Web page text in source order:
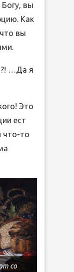
Богу, вы
Как
вы
…Да я
Это
ест
то
со